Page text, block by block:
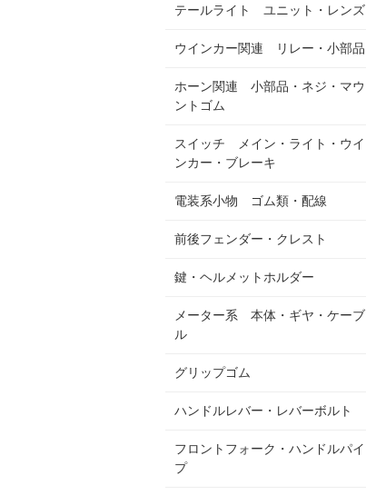
テールライト ユニット・レンズ
ウインカー関連 リレー・小部品
ホーン関連 小部品・ネジ・マウ
ントゴム
スイッチ メイン・ライト・ウイ
ンカー・ブレーキ
電装系小物 ゴム類・配線
前後フェンダー・クレスト
鍵・ヘルメットホルダー
メーター系 本体・ギヤ・ケーブ
ル
グリップゴム
ハンドルレバー・レバーボルト
フロントフォーク・ハンドルパイ
プ